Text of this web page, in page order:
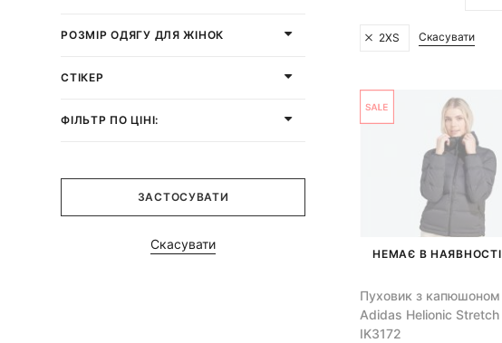
РОЗМІР ОДЯГУ ДЛЯ ЖІНОК
СТІКЕР
ФІЛЬТР ПО ЦІНІ:
ЗАСТОСУВАТИ
Скасувати
2XS Скасувати
НЕМАЄ В НАЯВНОСТІ
Пуховик з капюшоном
Adidas Helionic Stretch
IK3172